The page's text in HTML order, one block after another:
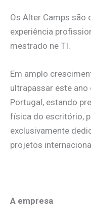
Os Alter Camps são
experiência
mestrado ne TI.
Em amplo
ultrapassar este
Portugal, estando
física do escritório,
exclusivamente
projetos
A empresa